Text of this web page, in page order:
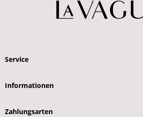
Service
Informationen
Zahlungsarten